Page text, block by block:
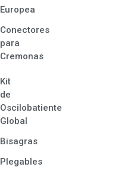
Europea
Conectores
para
Cremonas
Kit
de
Oscilobatiente
Global
Bisagras
Plegables